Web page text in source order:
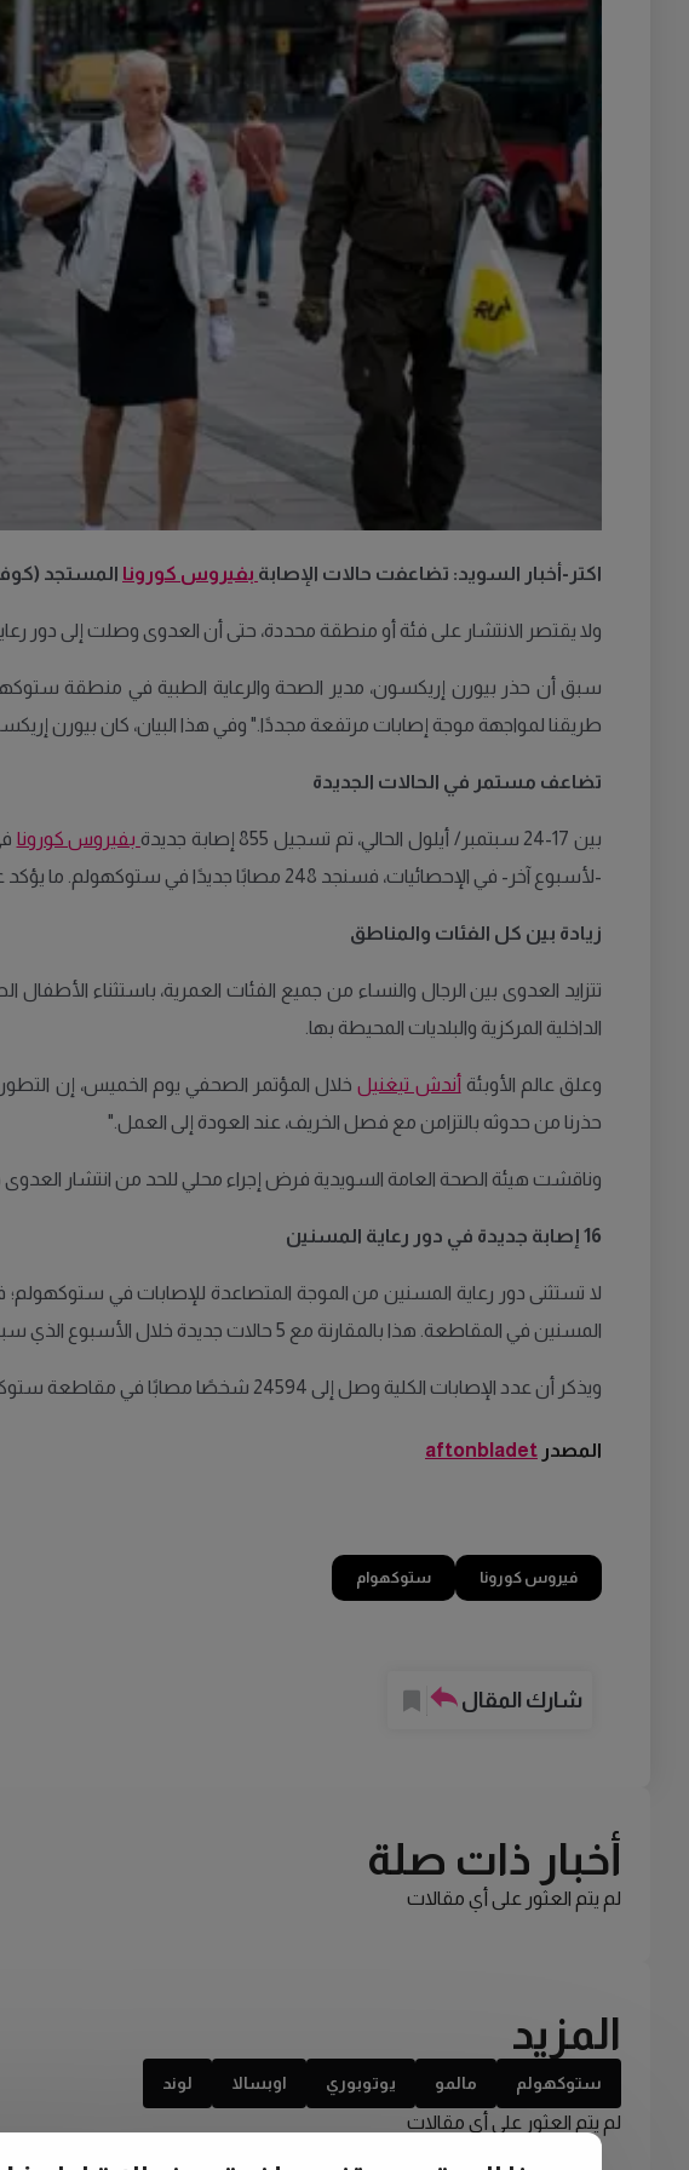
اكتر-أخبار السويد: تضاعفت حالات الإصابة بفيروس كورونا المستجد (كوفيد-19) على مدى أسبوعين متتاليين
ولا يقتصر الانتشار على فئة أو منطقة محددة، حتى أن العدوى وصلت إلى دور
طريقنا لمواجهة موجة إصابات مرتفعة مجددًا." وفي هذا البيان، كان بيورن
تضاعف مستمر في الحالات الجديدة
بين 17-24 سبتمبر/ أيلول الحالي، تم تسجيل 855 إصابة جديدة بفيروس كورونا
-لأسبوع آخر- في الإحصائيات، فسنجد 248 مصابًا جديدًا في ستوكهولم. ما يؤكد على أننا نشهد تحولًا في الاتجاه.
زيادة بين كل الفئات والمناطق
تتزايد العدوى بين الرجال والنساء من جميع الفئات العمرية، باستثناء
الداخلية المركزية والبلديات المحيطة بها.
وعلق عالم الأوبئة أندش تيغنيلخلال المؤتمر الصحفي يوم الخميس، إن
حذرنا من حدوثه بالتزامن مع فصل الخريف، عند العودة إلى العمل."
وناقشت هيئة الصحة العامة السويدية فرض إجراء محلي للحد من انتشار
16 إصابة جديدة في دور رعاية المسنين
المسنين في المقاطعة. هذا بالمقارنة مع 5 حالات جديدة خلال الأسبوع الذي سبقها، وسبعة أيام خالية تمامًا من أي إصابة قبلها.
ويذكر أن عدد الإصابات الكلية وصل إلى 24594 شخصًا مصابًا في مقاطعة ستوكهولم، بينما بلغ عدد الوفيات نتيجة الإصابة بالفيروس نحو 2403 شخصًا، وفقًا لإحصاءات المقاطعة.
المصدر aftonbladet
فيروس كورونا ستوكهوام
شارك المقال
أخبار ذات صلة
لم يتم العثور على أي مقالات
المزيد
ستوكهولم مالمو يوتوبوري اوبسالا لوند
لم يتم العثور على أي مقالات